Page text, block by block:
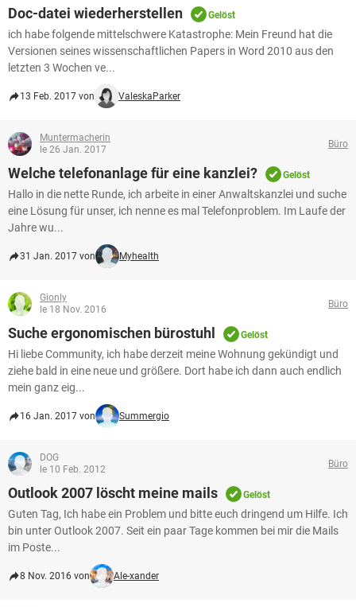
Doc-datei wiederherstellen Gelöst
ich habe folgende mittelschwere Katastrophe: Mein Freund hat die
Versionen seines wissenschaftlichen Papers in Word 2010 aus den
letzten 3 Wochen ve...
13 Feb. 2017 von ValeskaParker
Muntermacherin
le 26 Jan. 2017
Büro
Welche telefonanlage für eine kanzlei? Gelöst
Hallo in die nette Runde, ich arbeite in einer Anwaltskanzlei und suche
eine Lösung für unser, ich nenne es mal Telefonproblem. Im Laufe der
Jahre wu...
31 Jan. 2017 von Myhealth
Gionly
le 18 Nov. 2016
Büro
Suche ergonomischen bürostuhl Gelöst
Hi liebe Community, ich habe derzeit meine Wohnung gekündigt und
ziehe bald in eine neue und größere. Dort habe ich dann auch endlich
mein ganz eig...
16 Jan. 2017 von Summergio
DOG
le 10 Feb. 2012
Büro
Outlook 2007 löscht meine mails Gelöst
Guten Tag, Ich habe ein Problem und bitte euch dringend um Hilfe. Ich
bin unter Outlook 2007. Seit ein paar Tage kommen bei mir die Mails
im Poste...
8 Nov. 2016 von Ale-xander